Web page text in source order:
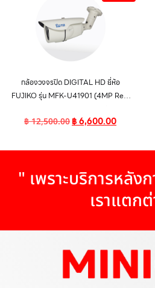
กล้องวงจรปิด DIGITAL HD ยี่ห้อ
FUJIKO รุ่น MFK-U41901 (4MP Real
฿12,500.00฿6,600.00
" เพราะบริการหลัง
เราแตก